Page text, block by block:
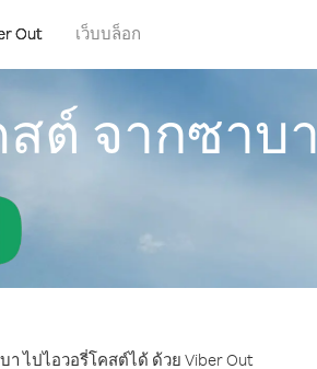
Out เว็บบล็อก
ต์ จากซาบา
ไปไอวอรี่โคสต์ได้ ด้วย Viber Out